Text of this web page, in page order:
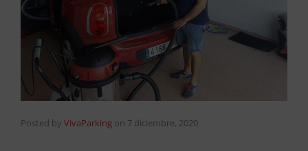
Posted by VivaParking on 7 diciembre, 2020